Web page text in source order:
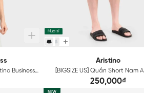
Business
Mua sỉ
Aristino
[BIGSIZE US] Quần Short Nam
Regular Fit ABS621EGP01
250,000₫
NEW